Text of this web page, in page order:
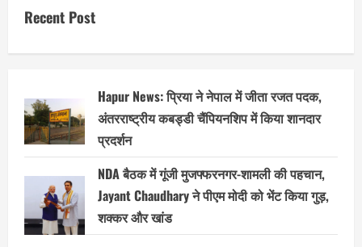
Recent Post
Hapur News: प्रिया ने नेपाल में जीता रजत पदक,
अंतरराष्ट्रीय कबड्डी चैंपियनशिप में किया शानदार
प्रदर्शन
NDA बैठक में गूंजी मुजफ्फरनगर-शामली की पहचान,
Jayant Chaudhary ने पीएम मोदी को भेंट किया गुड़,
शक्कर और खांड